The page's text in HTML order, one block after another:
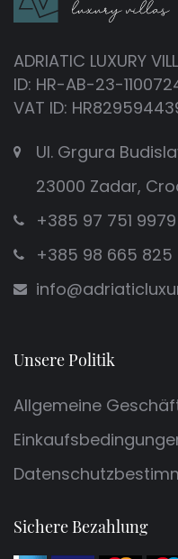
ADRIATIC LUXURY
ID: HR-AB-23-
VAT ID:
Ul. Grgura
23000 Zadar,
+385 97 751 9979
+385 98 665 825
Unsere Politik
Allgemeine
Sichere Bezahlung